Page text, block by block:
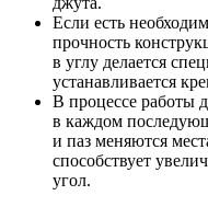
Если есть
прочность
в углу делается
устанавливается
В процессе работы
в каждом
и паз меняются
способствует
угол.